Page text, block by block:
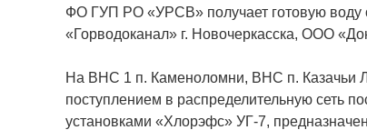
ФО ГУП РО «УРСВ» получает готовую
«Горводоканал» г. Новочеркасска, ООО
На ВНС 1 п. Каменоломни, ВНС п. Казачьи
поступлением в распределительную сеть
установками «Хлорэфс» УГ-7,